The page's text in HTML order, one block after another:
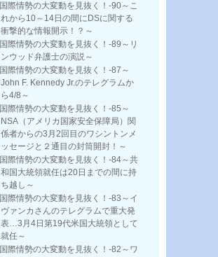
国際情勢の大変動を見抜く！-90～こ
れから10～14日の間にDSに関する
衝撃的な情報開示！？～
国際情勢の大変動を見抜く！-89～リ
ンウッド弁護士の演説～
国際情勢の大変動を見抜く！-87～
John F. Kennedy Jr.のテレグラムか
ら4/8～
国際情勢の大変動を見抜く！-85～
NSA（アメリカ国家安全保障局）関
係者からの3月2回目のワシントンメ
ッセージと２通目の封筒開封！～
国際情勢の大変動を見抜く！-84～共
和国大統領就任は20日までの間に持
ち越し～
国際情勢の大変動を見抜く！-83～イ
ヴァンカさんのテレグラムで重大発
表…3月4日第19代米国大統領として
就任～
国際情勢の大変動を見抜く！-82～ワ